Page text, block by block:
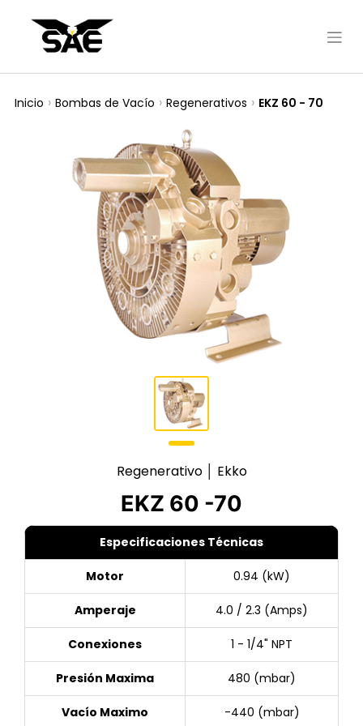
Inicio Bombas de Vacío Regenerativos EKZ 60 - 70
Regenerativo │ Ekko
EKZ 60 -70
Especificaciones Técnicas
Motor 0.94 (kW)
Amperaje 4.0 / 2.3 (Amps)
Conexiones 1 - 1/4" NPT
Presión Maxima 480 (mbar)
Vacío Maximo -440 (mbar)